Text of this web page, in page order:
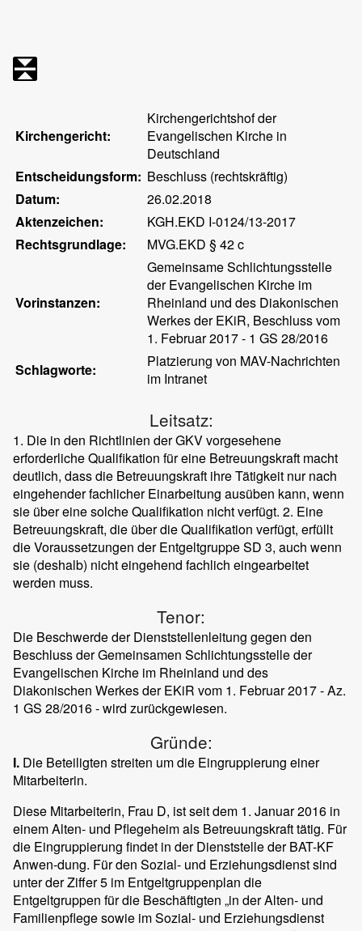
Kirchengericht:
Kirchengerichtshof der
Evangelischen Kirche in
Deutschland
Entscheidungsform: Beschluss (rechtskräftig)
Datum:
26.02.2018
Aktenzeichen:
KGH.EKD I-0124/13-2017
Rechtsgrundlage:
MVG.EKD § 42 c
Vorinstanzen:
Gemeinsame Schlichtungsstelle
der Evangelischen Kirche im
Rheinland und des Diakonischen
Werkes der EKiR, Beschluss vom
1. Februar 2017 - 1 GS 28/2016
Schlagworte:
Platzierung von MAV-Nachrichten
im Intranet
Leitsatz:
1. Die in den Richtlinien der GKV vorgesehene
erforderliche Qualifikation für eine Betreuungskraft macht
deutlich, dass die Betreuungskraft ihre Tätigkeit nur nach
eingehender fachlicher Einarbeitung ausüben kann, wenn
sie über eine solche Qualifikation nicht verfügt. 2. Eine
Betreuungskraft, die über die Qualifikation verfügt, erfüllt
die Voraussetzungen der Entgeltgruppe SD 3, auch wenn
sie (deshalb) nicht eingehend fachlich eingearbeitet
werden muss.
Tenor:
Die Beschwerde der Dienststellenleitung gegen den
Beschluss der Gemeinsamen Schlichtungsstelle der
Evangelischen Kirche im Rheinland und des
Diakonischen Werkes der EKiR vom 1. Februar 2017 - Az.
1 GS 28/2016 - wird zurückgewiesen.
Gründe:
I. Die Beteiligten streiten um die Eingruppierung einer
Mitarbeiterin.
Diese Mitarbeiterin, Frau D, ist seit dem 1. Januar 2016 in
einem Alten- und Pflegeheim als Betreuungskraft tätig. Für
die Eingruppierung findet in der Dienststelle der BAT-KF
Anwen-dung. Für den Sozial- und Erziehungsdienst sind
unter der Ziffer 5 im Entgeltgruppenplan die
Entgeltgruppen für die Beschäftigten „in der Alten- und
Familienpflege sowie im Sozial- und Erziehungsdienst